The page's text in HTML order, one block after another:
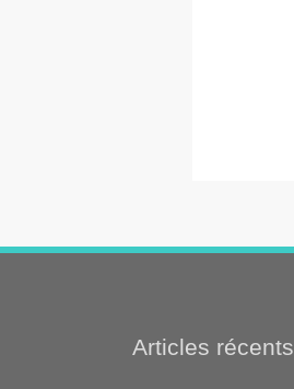
Articles récents